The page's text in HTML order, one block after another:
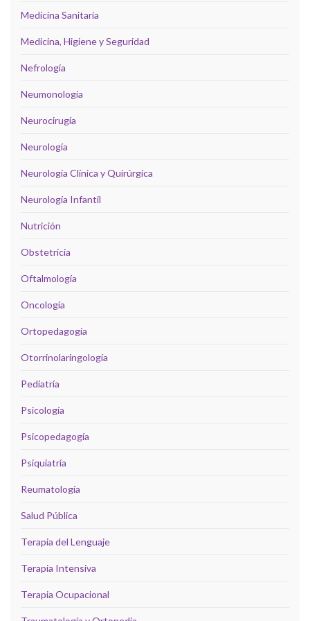
Medicina Sanitaria
Medicina, Higiene y Seguridad
Nefrología
Neumonología
Neurocirugía
Neurología
Neurología Clínica y Quirúrgica
Neurología Infantil
Nutrición
Obstetricia
Oftalmología
Oncología
Ortopedagogía
Otorrinolaringología
Pediatría
Psicología
Psicopedagogía
Psiquiatría
Reumatología
Salud Pública
Terapia del Lenguaje
Terapia Intensiva
Terapia Ocupacional